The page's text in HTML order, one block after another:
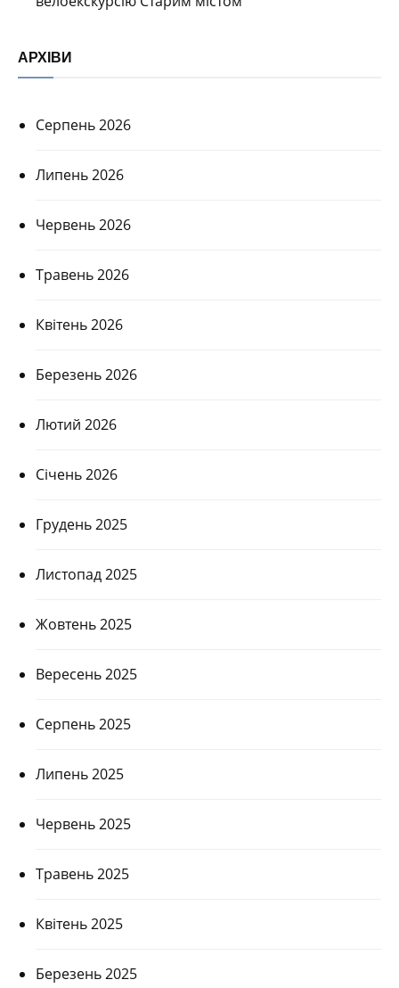
АРХІВИ
Серпень 2026
Липень 2026
Червень 2026
Травень 2026
Квітень 2026
Березень 2026
Лютий 2026
Січень 2026
Грудень 2025
Листопад 2025
Жовтень 2025
Вересень 2025
Серпень 2025
Липень 2025
Червень 2025
Травень 2025
Квітень 2025
Березень 2025